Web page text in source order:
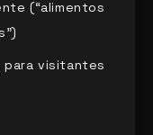
(“alimentos
para visitantes